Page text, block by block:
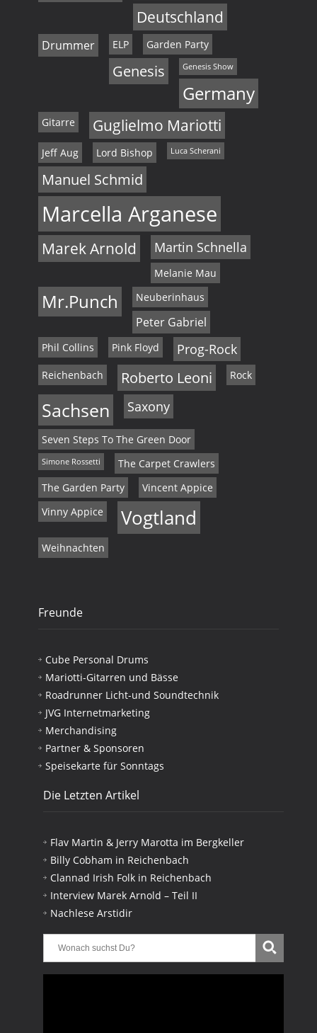
Deutschland
Drummer ELP Garden Party
Genesis Genesis Show
Germany
Gitarre Guglielmo Mariotti
Jeff Aug Lord Bishop Luca Scherani
Manuel Schmid
Marcella Arganese
Marek Arnold Martin Schnella
Melanie Mau
Mr.Punch Neuberinhaus
Peter Gabriel
Phil Collins Pink Floyd Prog-Rock
Reichenbach Roberto Leoni Rock
Sachsen Saxony
Seven Steps To The Green Door
Simone Rossetti
The Carpet Crawlers
The Garden Party
Vincent Appice
Vinny Appice
Vogtland
Weihnachten
Freunde
Cube Personal Drums
Mariotti-Gitarren und Bässe
Roadrunner Licht-und Soundtechnik
JVG Internetmarketing
Merchandising
Partner & Sponsoren
Speisekarte für Sonntags
Die Letzten Artikel
Flav Martin & Jerry Marotta im Bergkeller
Billy Cobham in Reichenbach
Clannad Irish Folk in Reichenbach
Interview Marek Arnold – Teil II
Nachlese Arstidir